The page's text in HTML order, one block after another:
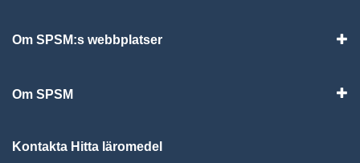
Om SPSM:s webbplatser
Om SPSM
Kontakta Hitta läromedel